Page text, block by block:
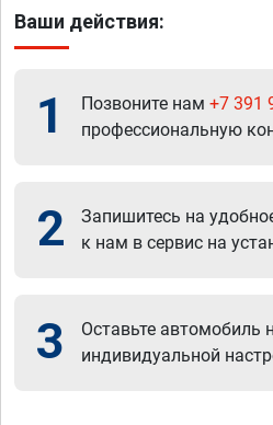
Ваши действия:
1 Позвоните нам +7 391
профессиональную
2
Запишитесь на
к нам в сервис на
3
Оставьте автомобиль
индивидуальной